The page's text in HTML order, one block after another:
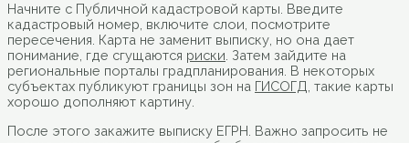
Начните с Публичной кадастровой карты. Введите
кадастровый номер, включите слои, посмотрите
пересечения. Карта не заменит выписку, но она дает
понимание, где сгущаются риски . Затем зайдите на
региональные порталы градпланирования. В некоторых
субъектах публикуют границы зон на ГИСОГД , такие карты
хорошо дополняют картину.
После этого закажите выписку ЕГРН. Важно запросить не